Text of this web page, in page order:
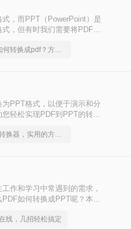
，而PPT（PowerPoint）是
，但有时我们需要将PDF文
ppt文档如何转换成pdf？方法详细解析
PPT格式，以便于演示和分
轻松实现PDF到PPT的转
ppt转pdf转换器，实用的方法来了
作和学习中常遇到的需求，
如何转换成PPT呢？本文
线，几招轻松搞定